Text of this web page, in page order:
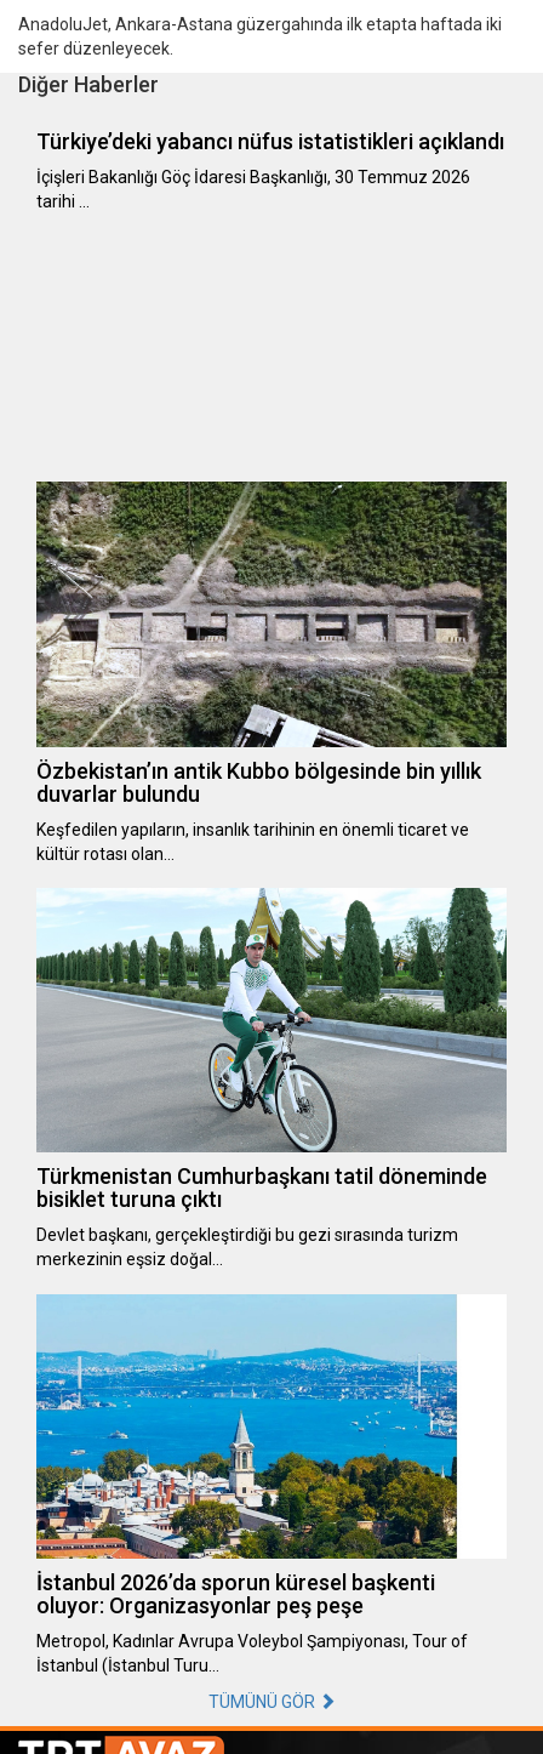
AnadoluJet, Ankara-Astana güzergahında ilk etapta haftada iki
sefer düzenleyecek.
Diğer Haberler
Türkiye’deki yabancı nüfus istatistikleri açıklandı
​​​​​​​İçişleri Bakanlığı Göç İdaresi Başkanlığı, 30 Temmuz 2026
tarihi …
Özbekistan’ın antik Kubbo bölgesinde bin yıllık
duvarlar bulundu
Keşfedilen yapıların, insanlık tarihinin en önemli ticaret ve
kültür rotası olan…
Türkmenistan Cumhurbaşkanı tatil döneminde
bisiklet turuna çıktı
Devlet başkanı, gerçekleştirdiği bu gezi sırasında turizm
merkezinin eşsiz doğal…
İstanbul 2026’da sporun küresel başkenti
oluyor: Organizasyonlar peş peşe
Metropol, Kadınlar Avrupa Voleybol Şampiyonası, Tour of
İstanbul (İstanbul Turu…
TÜMÜNÜ GÖR